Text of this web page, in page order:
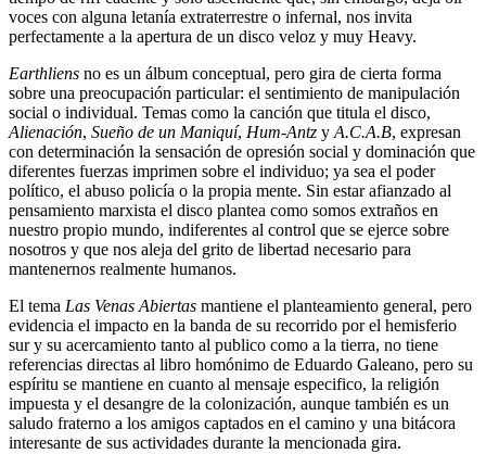
voces con alguna letanía extraterrestre o infernal, nos invita
perfectamente a la apertura de un disco veloz y muy Heavy.
Earthliens no es un álbum conceptual, pero gira de cierta forma
sobre una preocupación particular: el sentimiento de manipulación
social o individual. Temas como la canción que titula el disco,
Alienación, Sueño de un Maniquí, Hum-Antz yA.C.A.B, expresan
con determinación la sensación de opresión social y dominación que
diferentes fuerzas imprimen sobre el individuo; ya sea el poder
político, el abuso policía o la propia mente. Sin estar afianzado al
pensamiento marxista el disco plantea como somos extraños en
nuestro propio mundo, indiferentes al control que se ejerce sobre
nosotros y que nos aleja del grito de libertad necesario para
mantenernos realmente humanos.
El tema Las Venas Abiertas mantiene el planteamiento general, pero
evidencia el impacto en la banda de su recorrido por el hemisferio
sur y su acercamiento tanto al publico como a la tierra, no tiene
referencias directas al libro homónimo de Eduardo Galeano, pero su
espíritu se mantiene en cuanto al mensaje especifico, la religión
impuesta y el desangre de la colonización, aunque también es un
saludo fraterno a los amigos captados en el camino y una bitácora
interesante de sus actividades durante la mencionada gira.